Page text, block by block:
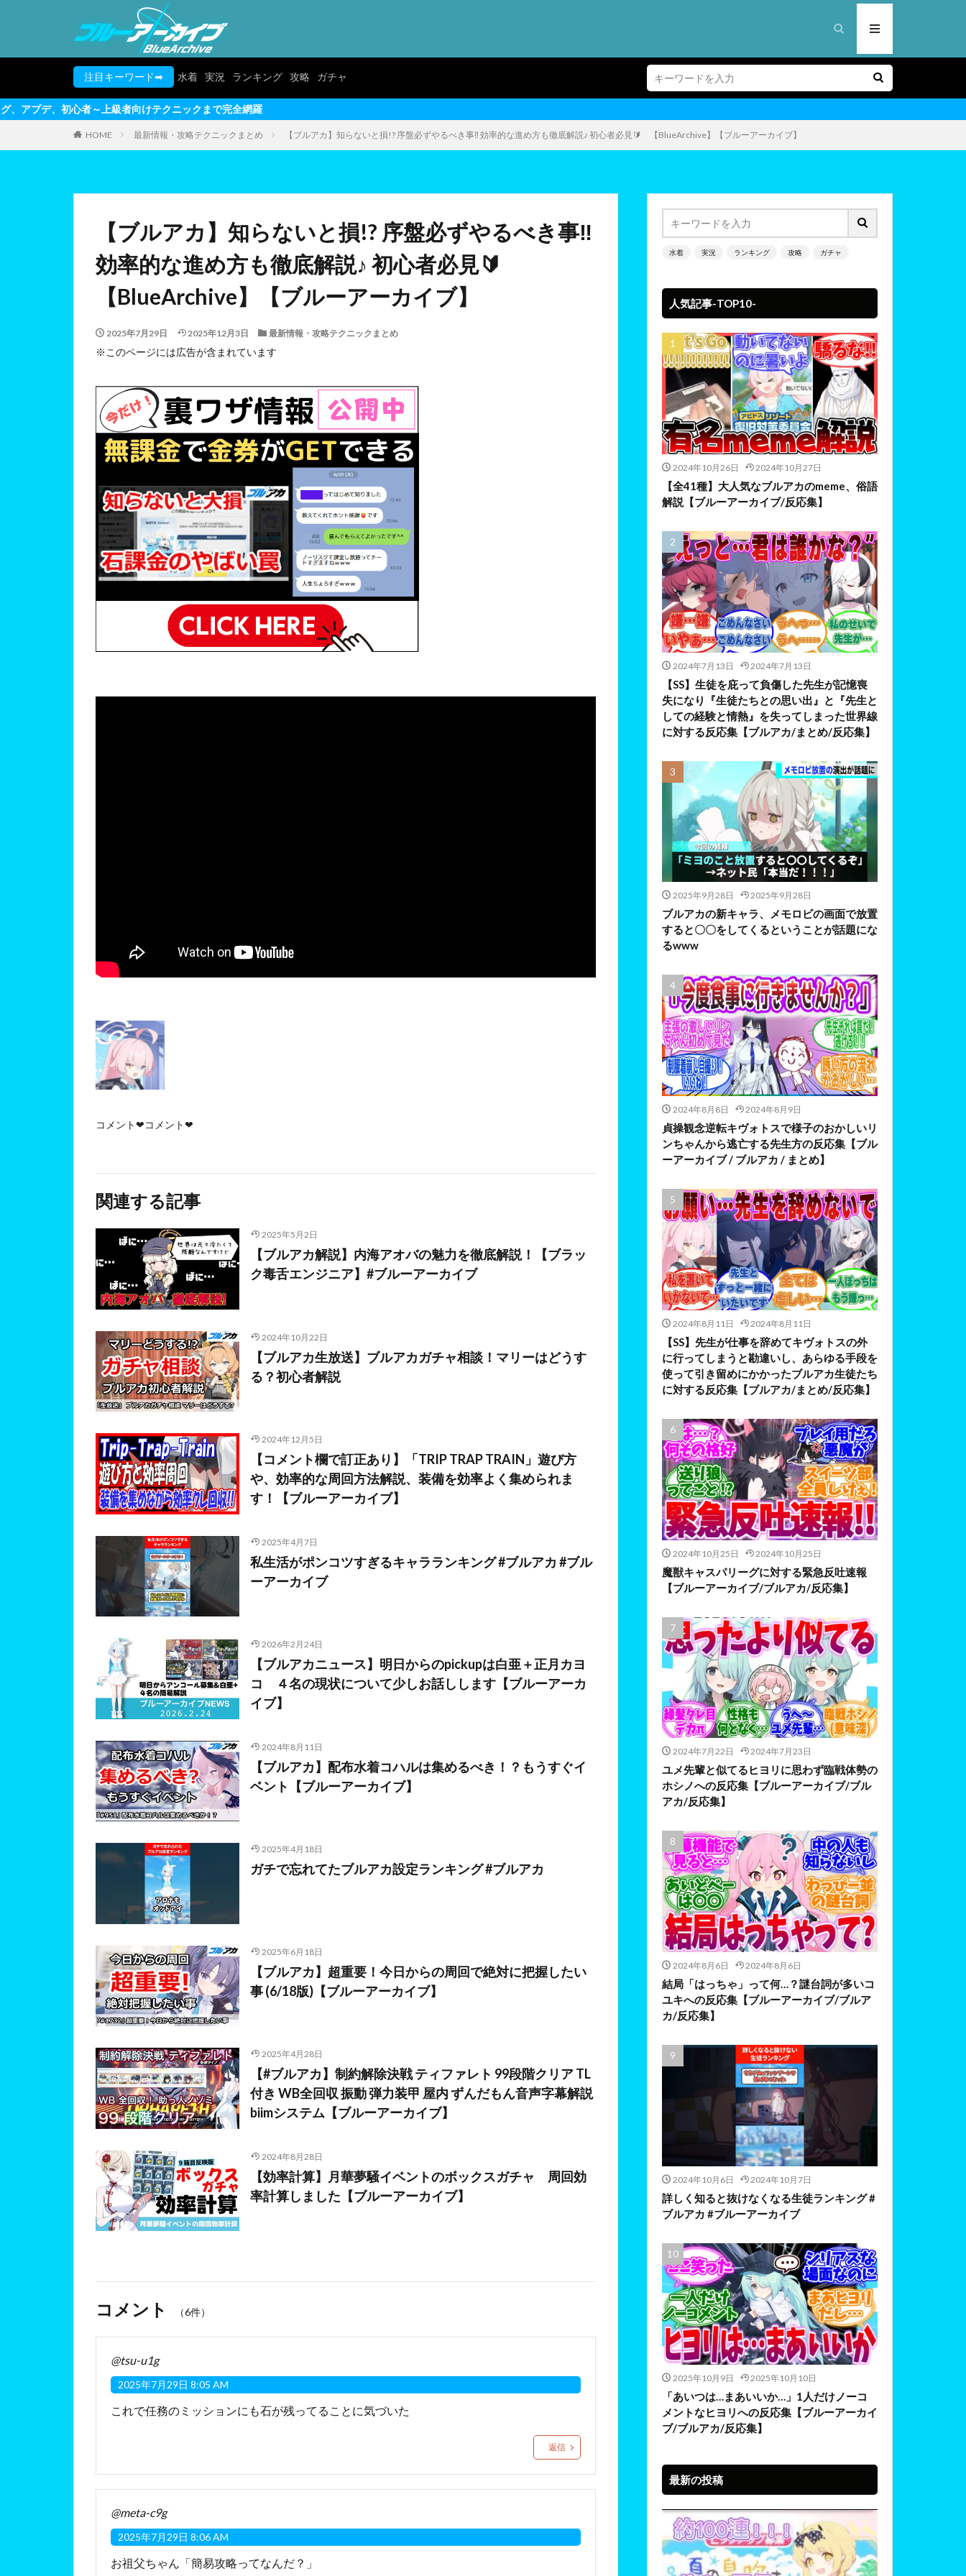
注目キーワード➡ 水着 実況 ランキング 攻略 ガチャ
者向けテクニックまで完全網羅
HOME 最新情報・攻略テクニックまとめ 【ブルアカ】知らないと損!? 序盤必ずやるべき事‼ 効率的な進め方も徹底解説♪ 初心者必見🔰 【BlueArchive】【ブルーアーカイブ】
【ブルアカ】知らないと損!? 序盤必ずやるべき事‼
効率的な進め方も徹底解説♪ 初心者必見🔰
【BlueArchive】【ブルーアーカイブ】
2025年7月29日 2025年12月3日 最新情報・攻略テクニックまとめ
※このページには広告が含まれています
コメント❤コメント❤
関連する記事
2025年5月2日
【ブルアカ解説】内海アオバの魅力を徹底解説！【ブラッ
ク毒舌エンジニア】#ブルーアーカイブ
2024年10月22日
【ブルアカ生放送】ブルアカガチャ相談！マリーはどうす
る？初心者解説
2024年12月5日
【コメント欄で訂正あり】「TRIP TRAP TRAIN」遊び方
や、効率的な周回方法解説、装備を効率よく集められま
す！【ブルーアーカイブ】
2025年4月7日
私生活がポンコツすぎるキャラランキング #ブルアカ #ブル
ーアーカイブ
2026年2月24日
【ブルアカニュース】明日からのpickupは白亜＋正月カヨ
コ ４名の現状について少しお話しします【ブルーアーカ
イブ】
2024年8月11日
【ブルアカ】配布水着コハルは集めるべき！？もうすぐイ
ベント【ブルーアーカイブ】
2025年4月18日
ガチで忘れてたブルアカ設定ランキング #ブルアカ
2025年6月18日
【ブルアカ】超重要！今日からの周回で絶対に把握したい
事 (6/18版)【ブルーアーカイブ】
2025年4月28日
【#ブルアカ】制約解除決戦 ティファレト 99段階クリア TL
付き WB全回収 振動 弾力装甲 屋内 ずんだもん音声字幕解説
biimシステム【ブルーアーカイブ】
2024年8月28日
【効率計算】月華夢騒イベントのボックスガチャ 周回効
率計算しました【ブルーアーカイブ】
コメント （6件）
@tsu-u1g
2025年7月29日 8:05 AM
これで任務のミッションにも石が残ってることに気づいた
返信
@meta-c9g
2025年7月29日 8:06 AM
お祖父ちゃん「簡易攻略ってなんだ？」
水着 実況 ランキング 攻略 ガチャ
人気記事-TOP10-
2024年10月26日 2024年10月27日
【全41種】大人気なブルアカのmeme、俗語
解説【ブルーアーカイブ/反応集】
2024年7月13日 2024年7月13日
【SS】生徒を庇って負傷した先生が記憶喪
失になり『生徒たちとの思い出』と『先生と
しての経験と情熱』を失ってしまった世界線
に対する反応集【ブルアカ/まとめ/反応集】
2025年9月28日 2025年9月28日
ブルアカの新キャラ、メモロビの画面で放置
すると〇〇をしてくるということが話題にな
るwww
2024年8月8日 2024年8月9日
貞操観念逆転キヴォトスで様子のおかしいリ
ンちゃんから逃亡する先生方の反応集【ブル
ーアーカイブ / ブルアカ / まとめ】
2024年8月11日 2024年8月11日
【SS】先生が仕事を辞めてキヴォトスの外
に行ってしまうと勘違いし、あらゆる手段を
使って引き留めにかかったブルアカ生徒たち
に対する反応集【ブルアカ/まとめ/反応集】
2024年10月25日 2024年10月25日
魔獣キャスパリーグに対する緊急反吐速報
【ブルーアーカイブ/ブルアカ/反応集】
2024年7月22日 2024年7月23日
ユメ先輩と似てるヒヨリに思わず臨戦体勢の
ホシノへの反応集【ブルーアーカイブ/ブル
アカ/反応集】
2024年8月6日 2024年8月6日
結局「はっちゃ」って何…？謎台詞が多いコ
ユキへの反応集【ブルーアーカイブ/ブルア
カ/反応集】
2024年10月6日 2024年10月7日
詳しく知ると抜けなくなる生徒ランキング #
ブルアカ #ブルーアーカイブ
2025年10月9日 2025年10月10日
「あいつは…まあいいか…」1人だけノーコ
メントなヒヨリへの反応集【ブルーアーカイ
ブ/ブルアカ/反応集】
最新の投稿